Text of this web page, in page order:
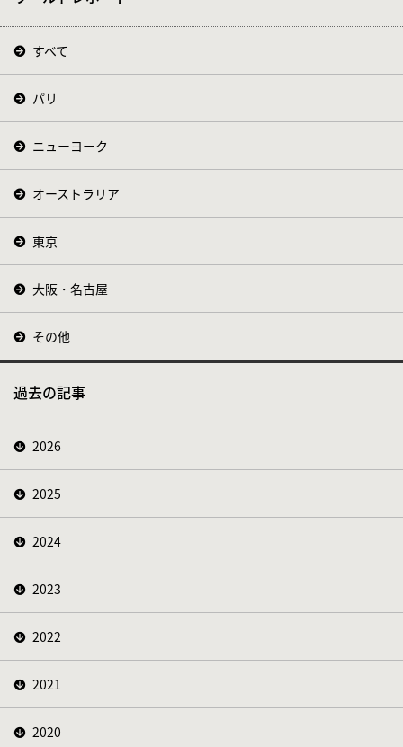
すべて
パリ
ニューヨーク
オーストラリア
東京
大阪・名古屋
その他
過去の記事
2026
2025
2024
2023
2022
2021
2020